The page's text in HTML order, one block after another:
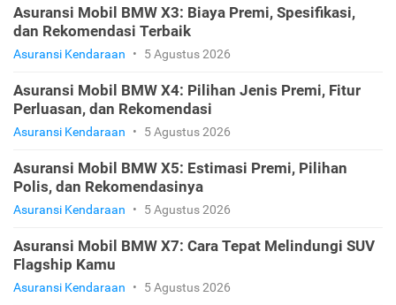
Asuransi Mobil BMW X3: Biaya Premi, Spesifikasi,
dan Rekomendasi Terbaik
Asuransi Kendaraan • 5 Agustus 2026
Asuransi Mobil BMW X4: Pilihan Jenis Premi, Fitur
Perluasan, dan Rekomendasi
Asuransi Kendaraan • 5 Agustus 2026
Asuransi Mobil BMW X5: Estimasi Premi, Pilihan
Polis, dan Rekomendasinya
Asuransi Kendaraan • 5 Agustus 2026
Asuransi Mobil BMW X7: Cara Tepat Melindungi SUV
Flagship Kamu
Asuransi Kendaraan • 5 Agustus 2026